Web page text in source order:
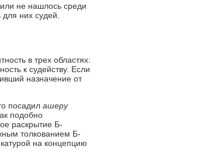
не нашлось среди
них судей.
в трех областях:
к судейству. Если
назначение от
посадил ашеру
подобно
раскрытие Б-
толкованием Б-
на концепцию